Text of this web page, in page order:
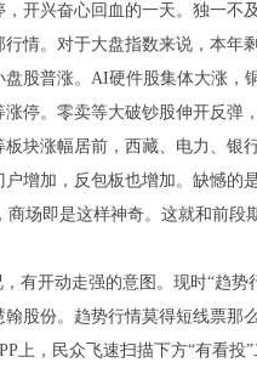
开兴奋心回血的一天。独一
情。对于大盘指数来说，本年
股普涨。AI硬件股集体大涨，
停。零卖等大破钞股伸开反弹
块涨幅居前，西藏、电力、银
增加，反包板也增加。缺憾的
商场即是这样神奇。这就和前
有开动走强的意图。现时“趋
股份。趋势行情莫得短线票那
上，民众飞速扫描下方“有看投